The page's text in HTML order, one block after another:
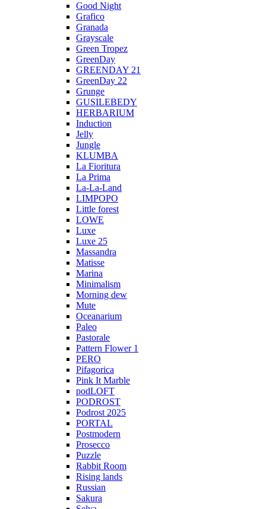
Good Night
Grafico
Granada
Grayscale
Green Tropez
GreenDay
GREENDAY 21
GreenDay 22
Grunge
GUSILEBEDY
HERBARIUM
Induction
Jelly
Jungle
KLUMBA
La Fioritura
La Prima
La-La-Land
LIMPOPO
Little forest
LOWE
Luxe
Luxe 25
Massandra
Matisse
Marina
Minimalism
Morning dew
Mute
Oceanarium
Paleo
Pastorale
Pattern Flower 1
PERO
Pifagorica
Pink It Marble
podLOFT
PODROST
Podrost 2025
PORTAL
Postmodern
Prosecco
Puzzle
Rabbit Room
Rising lands
Russian
Sakura